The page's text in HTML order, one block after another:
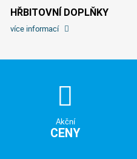
HŘBITOVNÍ DOPLŇKY
více informací
Akční
CENY